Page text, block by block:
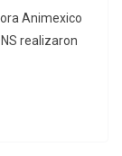
Animexico
realizaron